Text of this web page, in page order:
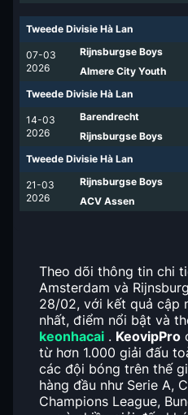
Tweede Divisie Hà Lan
07-03
2026
Rijnsburgse Boys
Almere City Youth
Tweede Divisie Hà Lan
14-03
2026
Barendrecht
Rijnsburgse Boys
Tweede Divisie Hà Lan
21-03
2026
Rijnsburgse Boys
ACV Assen
Theo dõi thông tin chi
Amsterdam và
28/02, với kết quả cập
nhất, điểm nổi bật và
keonhacai . KeovipPro
từ hơn 1.000 giải đấu
các đội bóng trên thế
hàng đầu như Serie A,
Champions League,